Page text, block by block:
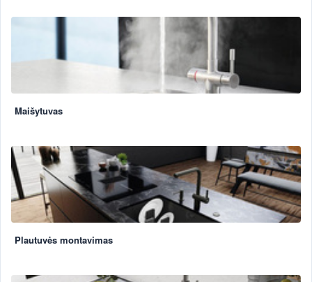
Maišytuvas
Plautuvės montavimas